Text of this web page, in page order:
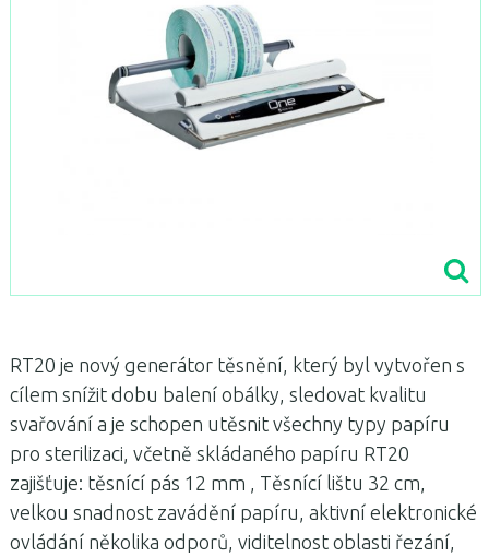
RT20 je nový generátor těsnění, který byl vytvořen s
cílem snížit dobu balení obálky, sledovat kvalitu
svařování a je schopen utěsnit všechny typy papíru
pro sterilizaci, včetně skládaného papíru RT20
zajišťuje: těsnící pás 12 mm , Těsnící lištu 32 cm,
velkou snadnost zavádění papíru, aktivní elektronické
ovládání několika odporů, viditelnost oblasti řezání,